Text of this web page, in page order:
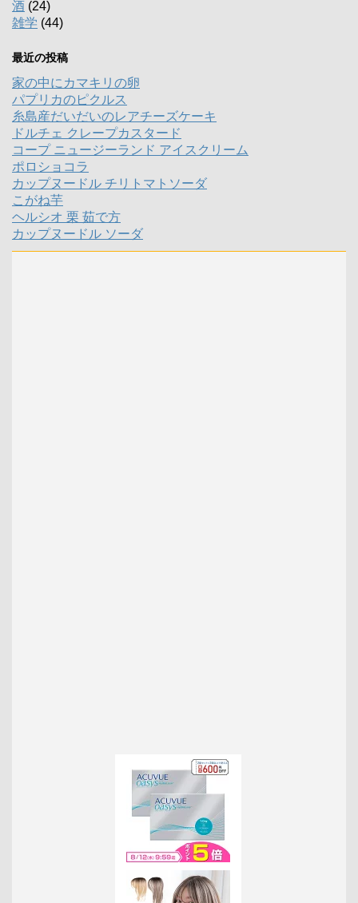
酒 (24)
雑学 (44)
最近の投稿
家の中にカマキリの卵
パプリカのピクルス
糸島産だいだいのレアチーズケーキ
ドルチェ クレープカスタード
コープ ニュージーランド アイスクリーム
ポロショコラ
カップヌードル チリトマトソーダ
こがね芋
ヘルシオ 栗 茹で方
カップヌードル ソーダ